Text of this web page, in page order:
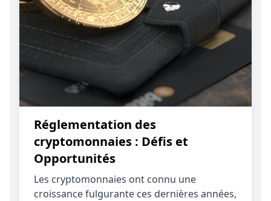
Réglementation des
cryptomonnaies : Défis et
Opportunités
Les cryptomonnaies ont connu une
croissance fulgurante ces dernières années,